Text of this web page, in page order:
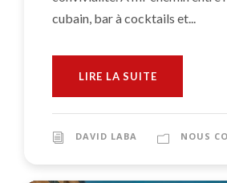
cubain, bar à cocktails et...
LIRE LA SUITE
DAVID LABA NOUS